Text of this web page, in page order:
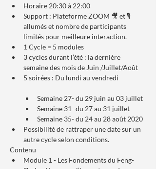
Horaire 20:30 à 22:00
Support : Plateforme ZOOM 🎥 et 🎙
allumés et nombre de participants
limités pour meilleure interaction.
1 Cycle = 5 modules
3 cycles durant l’été : la dernière
semaine des mois de Juin /Juillet/Août
5 soirées : Du lundi au vendredi
Semaine 27- du 29 juin au 03 juillet
Semaine 31- du 27 au 31 juillet
Semaine 35- du 24 au 28 août 2020
Possibilité de rattraper une date sur un
autre cycle selon conditions.
Contenu
Module 1 - Les Fondements du Feng-